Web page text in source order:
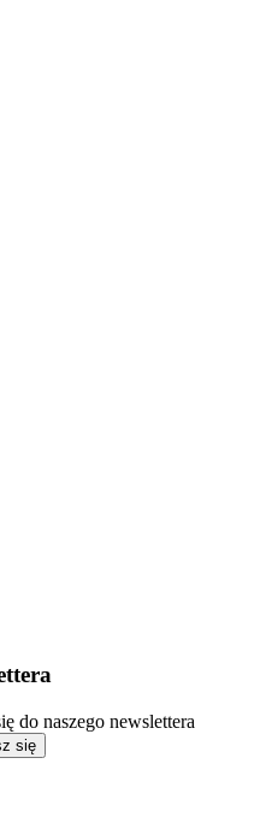
do naszego newslettera
się